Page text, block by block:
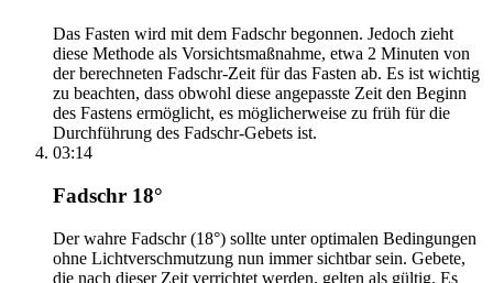
Das Fasten wird mit dem Fadschr begonnen. Jedoch zieht
diese Methode als Vorsichtsmaßnahme, etwa 2 Minuten von
der berechneten Fadschr-Zeit für das Fasten ab. Es ist wichtig
zu beachten, dass obwohl diese angepasste Zeit den Beginn
des Fastens ermöglicht, es möglicherweise zu früh für die
Durchführung des Fadschr-Gebets ist.
03:14
Fadschr 18°
Der wahre Fadschr (18°) sollte unter optimalen Bedingungen
ohne Lichtverschmutzung nun immer sichtbar sein. Gebete,
die nach dieser Zeit verrichtet werden, gelten als gültig. Es